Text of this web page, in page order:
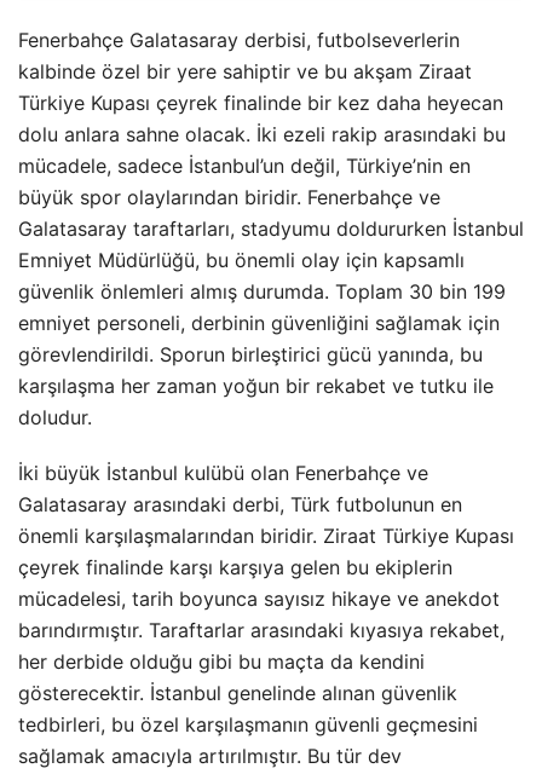
Fenerbahçe Galatasaray derbisi, futbolseverlerin
kalbinde özel bir yere sahiptir ve bu akşam Ziraat
Türkiye Kupası çeyrek finalinde bir kez daha heyecan
dolu anlara sahne olacak. İki ezeli rakip arasındaki bu
mücadele, sadece İstanbul’un değil, Türkiye’nin en
büyük spor olaylarından biridir. Fenerbahçe ve
Galatasaray taraftarları, stadyumu doldururken İstanbul
Emniyet Müdürlüğü, bu önemli olay için kapsamlı
güvenlik önlemleri almış durumda. Toplam 30 bin 199
emniyet personeli, derbinin güvenliğini sağlamak için
görevlendirildi. Sporun birleştirici gücü yanında, bu
karşılaşma her zaman yoğun bir rekabet ve tutku ile
doludur.
İki büyük İstanbul kulübü olan Fenerbahçe ve
Galatasaray arasındaki derbi, Türk futbolunun en
önemli karşılaşmalarından biridir. Ziraat Türkiye Kupası
çeyrek finalinde karşı karşıya gelen bu ekiplerin
mücadelesi, tarih boyunca sayısız hikaye ve anekdot
barındırmıştır. Taraftarlar arasındaki kıyasıya rekabet,
her derbide olduğu gibi bu maçta da kendini
gösterecektir. İstanbul genelinde alınan güvenlik
tedbirleri, bu özel karşılaşmanın güvenli geçmesini
sağlamak amacıyla artırılmıştır. Bu tür dev